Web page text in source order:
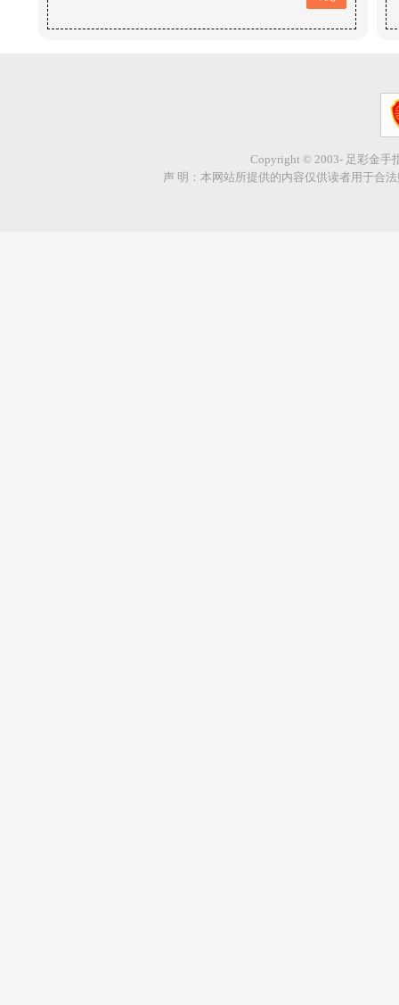
Copyright © 2003- 足彩金手
声 明：本网站所提供的内容仅供读者用于合